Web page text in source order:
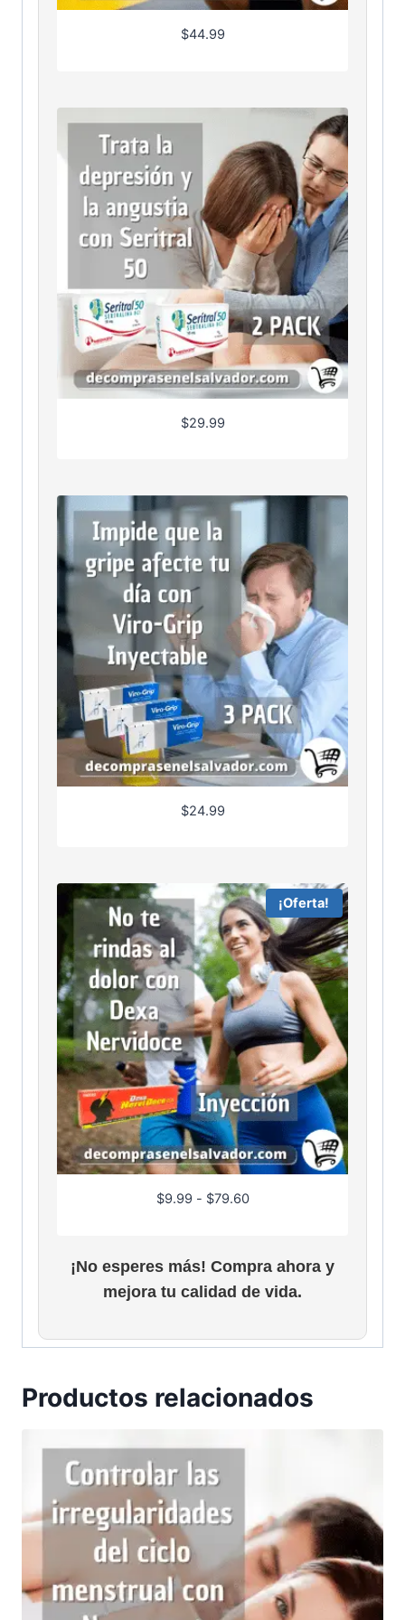
$44.99
$29.99
$24.99
¡Oferta!
$9.99 - $79.60R
g
o
d
p
c
e
s
e
$
¡No esperes más! Compra ahora y
mejora tu calidad de vida.
Productos relacionados